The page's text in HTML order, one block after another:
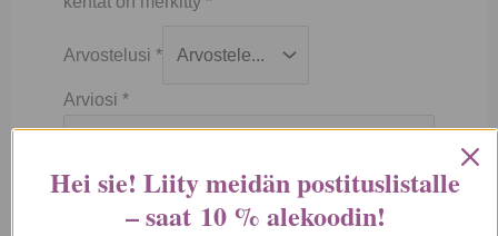
Arvostelusi *
Arviosi *
Hei sie! Liity meidän postituslistalle
– saat 10 % alekoodin!